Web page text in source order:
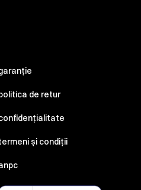
de retur
și condiții